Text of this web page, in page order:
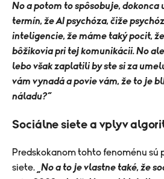
No a potom to spôsobuje, dokonca
termín, že AI psychóza, čiže
inteligencie, že máme taký pocit,
bôžikovia pri tej komunikácii. No
lebo však zaplatili by ste si za
vám vynadá a povie vám, že to je
náladu?“
Sociálne siete a vplyv
Predskokanom tohto fenoménu sú
siete.
„No a to je vlastne také, že